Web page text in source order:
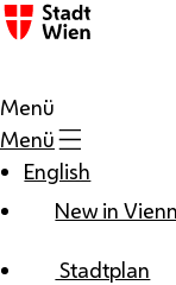
Zum Inhalt
Menü
Menü
English
New in
Stadtplan